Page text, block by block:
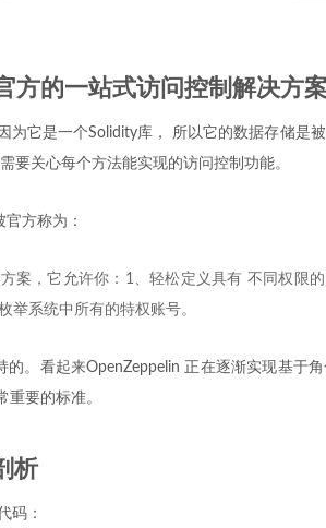
的一站式访问控制解决方
为它是一个Solidity库， 所以它的数据存储是
要关心每个方法能实现的访问控制功能。
方称为：
案，它允许你：1、轻松定义具有 不同权限
举系统中所有的特权账号。
。看起来OpenZeppelin 正在逐渐实现基于
重要的标准。
析
码：